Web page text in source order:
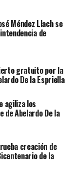
Méndez Llach se
de
gratuito por la
De la Espriella
agiliza los
de Abelardo De la
creación de
de la